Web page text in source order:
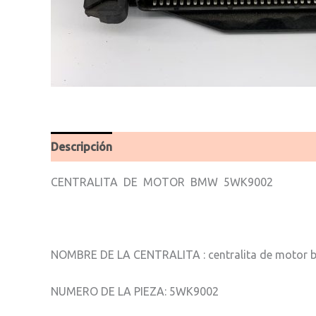
Descripción
CENTRALITA DE MOTOR BMW 5WK9002
NOMBRE DE LA CENTRALITA : centralita de motor
NUMERO DE LA PIEZA: 5WK9002